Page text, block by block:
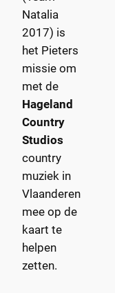
Natalia
2017) is
het Pieters
missie om
met de
Hageland
Country
Studios
country
muziek in
Vlaanderen
mee op de
kaart te
helpen
zetten.